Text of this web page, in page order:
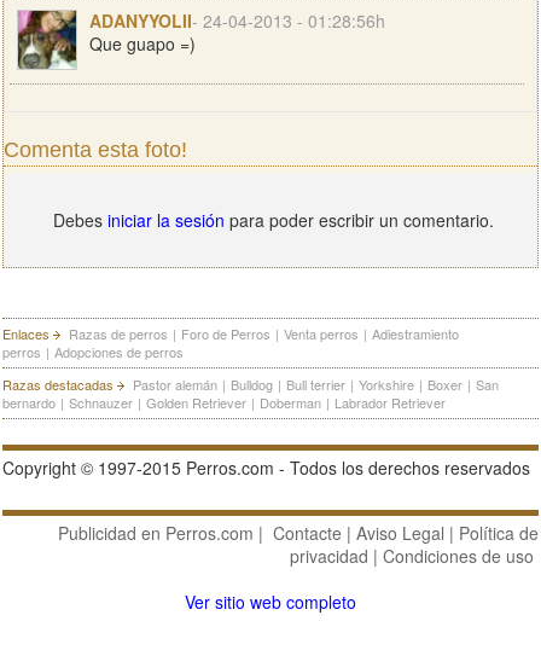
ADANYYOLII- 24-04-2013 - 01:28:56h
Que guapo =)
Comenta esta foto!
Debes iniciar la sesión para poder escribir un comentario.
Enlaces Razas de perros | Foro de Perros | Venta perros | Adiestramiento
perros | Adopciones de perros
Razas destacadas
Pastor alemán | Bulldog | Bull terrier | Yorkshire | Boxer | San
bernardo | Schnauzer | Golden Retriever | Doberman | Labrador Retriever
Copyright © 1997-2015 Perros.com - Todos los derechos reservados
Publicidad en Perros.com | Contacte | Aviso Legal | Política de
privacidad | Condiciones de uso
Ver sitio web completo